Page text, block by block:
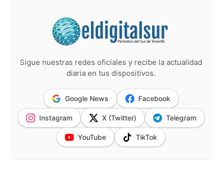
Sigue nuestras redes oficiales y recibe la actualidad
diaria en tus dispositivos.
Google News Facebook
Instagram X (Twitter) Telegram
YouTube TikTok